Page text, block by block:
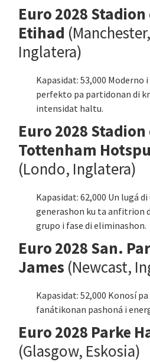
Euro 2028 Stadion
Etihad (Manchester,
Inglatera)
Kapasidat: 53,000 Moderno
perfekto pa partidonan di
intensidat haltu.
Euro 2028 Stadion
Tottenham
(Londo, Inglatera)
Kapasidat: 62,000 Un lugá
generashon ku ta anfitrion
grupo i fase di eliminashon.
Euro 2028 San.
James (Newcast,
Kapasidat: 52,000 Konosí pa
fanátikonan pashoná i
Euro 2028 Parke
(Glasgow, Eskosia)